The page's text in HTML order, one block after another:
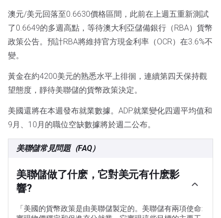
澳元/美元回落至0.6630價格區間，此前在上週五重新測試
了0.6649的多週高點，等待澳大利亞儲備銀行（RBA）貨幣
政策公告。預計RBA將維持官方現金利率（OCR）在3.6%不
變。
黃金在約4200美元的熟悉水平上徘徊，連續第四天保持觀
望態度，靜待美聯儲的貨幣政策決定。
美國還將在本週發布就業數據。ADP就業變化四週平均值和
9月、10月的職位空缺數據將於週二公布。
美聯儲常見問題（FAQ）
美聯儲做了什麽，它對美元有什麽影
響?
「美國的貨幣政策是由美聯儲製定的。美聯儲有兩項使命: